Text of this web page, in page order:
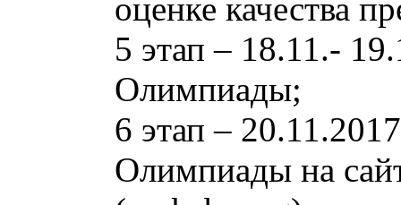
оценке качества
5 этап – 18.11.-
Олимпиады;
6 этап –
Олимпиады на